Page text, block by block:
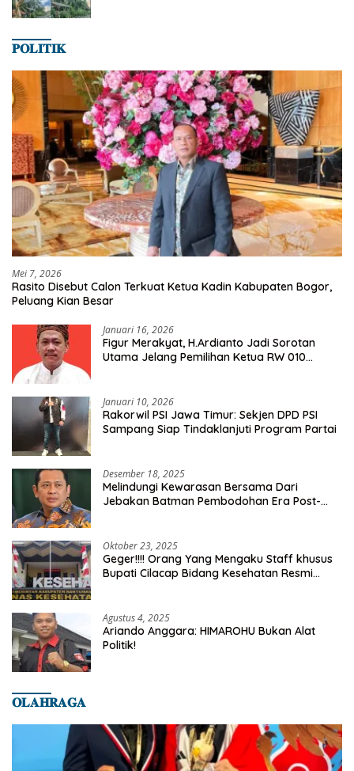
𝐏𝐎𝐋𝐈𝐓𝐈𝐊
Mei 7, 2026
Rasito Disebut Calon Terkuat Ketua Kadin Kabupaten Bogor,
Peluang Kian Besar
Januari 16, 2026
Figur Merakyat, H.Ardianto Jadi Sorotan
Utama Jelang Pemilihan Ketua RW 010
Januari 10, 2026
Rakorwil PSI Jawa Timur: Sekjen DPD PSI
Sampang Siap Tindaklanjuti Program Partai
Desember 18, 2025
Melindungi Kewarasan Bersama Dari
Jebakan Batman Pembodohan Era Post-
Oktober 23, 2025
Geger!!!! Orang Yang Mengaku Staff khusus
Bupati Cilacap Bidang Kesehatan Resmi
Agustus 4, 2025
Ariando Anggara: HIMAROHU Bukan Alat
Politik!
𝐎𝐋𝐀𝐇𝐑𝐀𝐆𝐀